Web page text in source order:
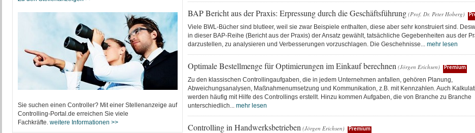
BAP Bericht aus der Praxis: Erpressung durch die Geschäftsführung (Prof. Dr. Peter Hoberg)
Viele BWL-Bücher sind blutleer, weil sie zwar Beispiele enthalten, diese aber sehr konstruiert sind.
in dieser BAP-Reihe (Bericht aus der Praxis) der Ansatz gewählt, tatsächliche Gegebenheiten aus der
darzustellen, zu analysieren und Verbesserungen vorzuschlagen. Die Geschehnisse... mehr lesen
Optimale Bestellmenge für Optimierungen im Einkauf berechnen (Jörgen Erichsen) Premium
Zu den klassischen Controllingaufgaben, die in jedem Unternehmen anfallen, gehören Planung,
Abweichungsanalysen, Maßnahmenumsetzung und Kommunikation, z.B. mit Kennzahlen. Auch
werden häufig mit Hilfe des Controllings erstellt. Hinzu kommen Aufgaben, die von Branche zu Branche
unterschiedlich... mehr lesen
Controlling in Handwerksbetrieben (Jörgen Erichsen) Premium
Sie suchen einen Controller? Mit einer Stellenanzeige auf
Controlling-Portal.de erreichen Sie viele
Fachkräfte. weitere Informationen >>